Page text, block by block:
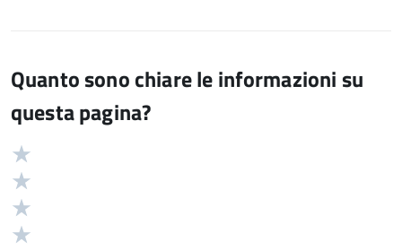
Quanto sono chiare le informazioni su
questa pagina?
Valutazione